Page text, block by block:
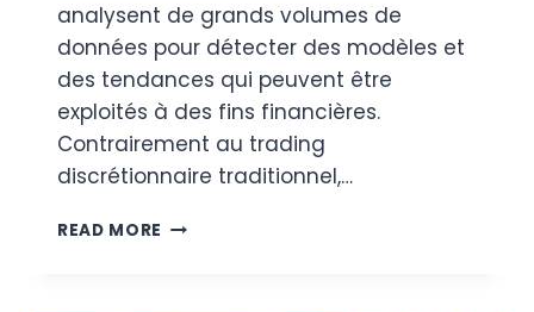
analysent de grands volumes de
données pour détecter des modèles et
des tendances qui peuvent être
exploités à des fins financières.
Contrairement au trading
discrétionnaire traditionnel,…
READ MORE COMMENT